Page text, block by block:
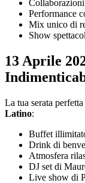
Performance
Mix unico di
Show
13 Aprile
La tua serata
Latino:
Buffet
Drink di
Atmosfera
DJ set di
Live show di